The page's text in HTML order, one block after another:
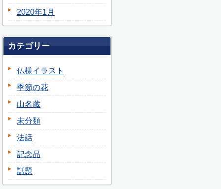
2020年1月
カテゴリー
仏様イラスト
季節の花
山名蔵
未分類
法話
記念品
話題